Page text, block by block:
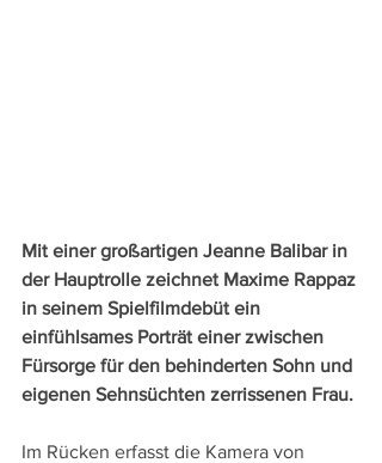
Mit einer großartigen Jeanne Balibar in
der Hauptrolle zeichnet Maxime Rappaz
in seinem Spielfilmdebüt ein
einfühlsames Porträt einer zwischen
Fürsorge für den behinderten Sohn und
eigenen Sehnsüchten zerrissenen Frau.
Im Rücken erfasst die Kamera von